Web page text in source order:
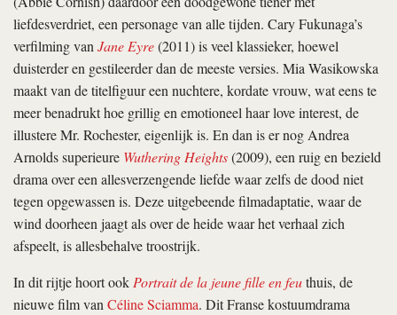
liefdesverdriet, een personage van alle tijden. Cary Fukunaga’s
verfilming vanJane Eyre(2011) is veel klassieker, hoewel
duisterder en gestileerder dan de meeste versies. Mia Wasikowska
maakt van de titelfiguur een nuchtere, kordate vrouw, wat eens te
meer benadrukt hoe grillig en emotioneel haar love interest, de
illustere Mr. Rochester, eigenlijk is. En dan is er nog Andrea
Arnolds superieure Wuthering Heights(2009), een ruig en bezield
drama over een allesverzengende liefde waar zelfs de dood niet
tegen opgewassen is. Deze uitgebeende filmadaptatie, waar de
wind doorheen jaagt als over de heide waar het verhaal zich
afspeelt, is allesbehalve troostrijk.
In dit rijtje hoort ookPortrait de la jeune fille en feuthuis, de
nieuwe film vanCéline Sciamma. Dit Franse kostuumdrama